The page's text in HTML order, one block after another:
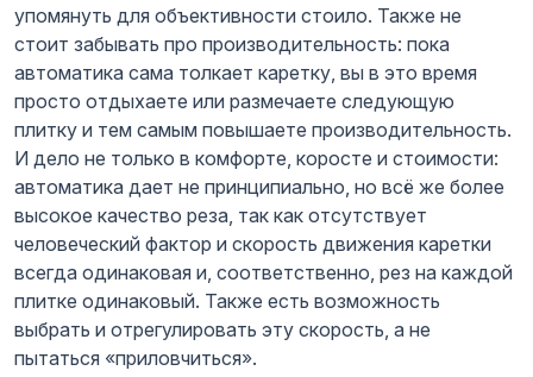
упомянуть для объективности стоило. Также не
стоит забывать про производительность: пока
автоматика сама толкает каретку, вы в это время
просто отдыхаете или размечаете следующую
плитку и тем самым повышаете производительность.
И дело не только в комфорте, коросте и стоимости:
автоматика дает не принципиально, но всё же более
высокое качество реза, так как отсутствует
человеческий фактор и скорость движения каретки
всегда одинаковая и, соответственно, рез на каждой
плитке одинаковый. Также есть возможность
выбрать и отрегулировать эту скорость, а не
пытаться «приловчиться».